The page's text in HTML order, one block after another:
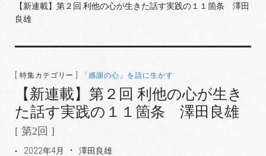
【新連載】第２回 利他の心が生きた話す実践の１１箇条 澤田
良雄
[ 特集カテゴリー ] 「感謝の心」を話に生かす
【新連載】第２回 利他の心が生き
た話す実践の１１箇条 澤田良雄
[ 第2回 ]
2022年4月 澤田良雄